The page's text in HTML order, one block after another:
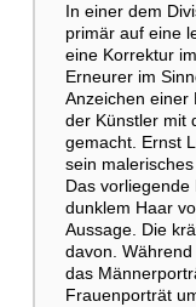
In einer dem
primär auf eine
eine Korrektur
Erneurer im
Anzeichen einer
der Künstler mit
gemacht. Ernst
sein
Das
dunklem Haar
Aussage. Die
davon.
das
Frauenporträt